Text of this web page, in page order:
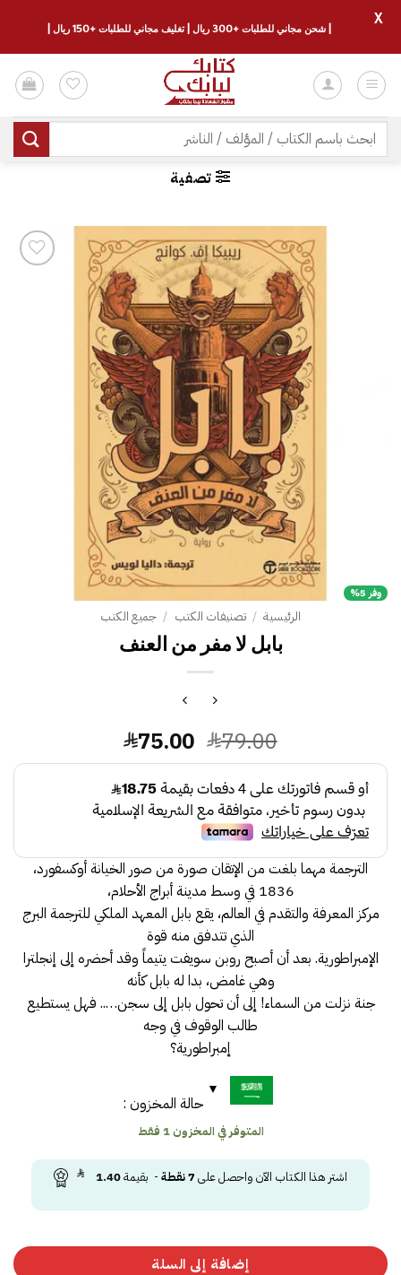
للمحتوى
البحث
عن:
تصفية
وفر 5%
الرئيسية / تصنيفات الكتب / جميع الكتب
بابل لا مفر من العنف
79.00 السعر
الأصلي
هو:
79.00.
75.00 السعر
الحالي
هو:
75.00.
الترجمة مهما بلغت من الإتقان صورة من صور الخيانة أوكسفورد،
1836 في وسط مدينة أبراج الأحلام،
مركز المعرفة والتقدم في العالم، يقع بابل المعهد الملكي للترجمة البرج
الذي تتدفق منه قوة
الإمبراطورية. بعد أن أصبح روبن سويفت يتيماً وقد أحضره إلى إنجلترا
وهي غامض، بدا له بابل كأنه
جنة نزلت من السماء! إلى أن تحول بابل إلى سجن….. فهل يستطيع
طالب الوقوف في وجه
إمبراطورية؟
حالة المخزون :
المتوفر في المخزون 1 فقط
اشتر هذا الكتاب الآن واحصل على 7نقطة- بقيمة1.40
إضافة إلى السلة
| شحن مجاني للطلبات +300 ريال | تغليف مجاني للطلبات +150 ريال |
X